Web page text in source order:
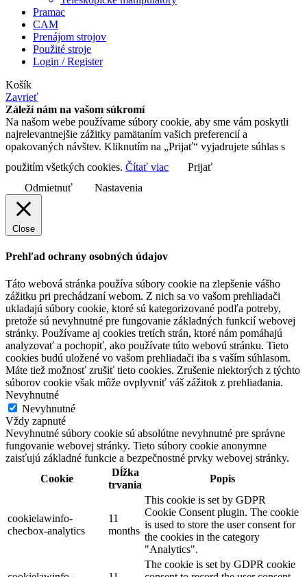
Pramac
CAM
Prenájom strojov
Použité stroje
Login / Register
Košík
Zavrieť
Záleží nám na vašom súkromí
Na našom webe používame súbory cookie, aby sme vám poskytli
najrelevantnejšie zážitky pamätaním vašich preferencií a
opakovaných návštev. Kliknutím na „Prijať“ vyjadrujete súhlas s
použitím všetkých cookies. Čítať viac
Prijať
Odmietnuť
Nastavenia
Close
Prehľad ochrany osobných údajov
Táto webová stránka používa súbory cookie na zlepšenie vášho
zážitku pri prechádzaní webom. Z nich sa vo vašom prehliadači
ukladajú súbory cookie, ktoré sú kategorizované podľa potreby,
pretože sú nevyhnutné pre fungovanie základných funkcií webovej
stránky. Používame aj cookies tretích strán, ktoré nám pomáhajú
analyzovať a pochopiť, ako používate túto webovú stránku. Tieto
cookies budú uložené vo vašom prehliadači iba s vaším súhlasom.
Máte tiež možnosť zrušiť tieto cookies. Zrušenie niektorých z týchto
súborov cookie však môže ovplyvniť váš zážitok z prehliadania.
Nevyhnutné
Nevyhnutné
Vždy zapnuté
Nevyhnutné súbory cookie sú absolútne nevyhnutné pre správne
fungovanie webovej stránky. Tieto súbory cookie anonymne
zaisťujú základné funkcie a bezpečnostné prvky webovej stránky.
Cookie
Dĺžka
trvania
Popis
cookielawinfo-
checbox-analytics
11
months
This cookie is set by GDPR
Cookie Consent plugin. The cookie
is used to store the user consent for
the cookies in the category
"Analytics".
The cookie is set by GDPR cookie